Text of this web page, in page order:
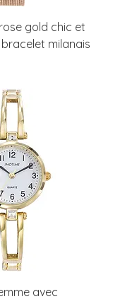
gold chic et
milanais
avec